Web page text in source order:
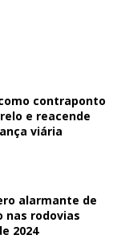
contraponto
e reacende
viária
alarmante de
rodovias
2024